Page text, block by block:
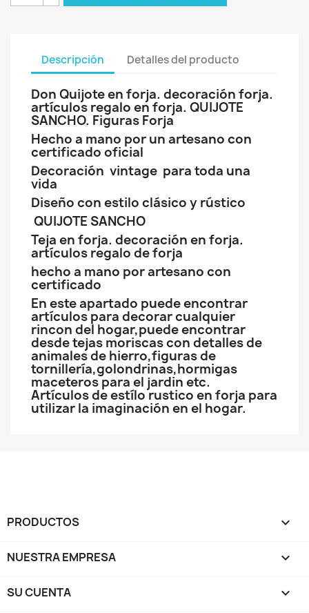
Descripción Detalles del producto
Don Quijote en forja. decoración forja.
artículos regalo en forja. QUIJOTE
SANCHO. Figuras Forja
Hecho a mano por un artesano con
certificado oficial
Decoración vintage para toda una
vida
Diseño con estilo clásico y rústico
QUIJOTE SANCHO
Teja en forja. decoración en forja.
artículos regalo de forja
hecho a mano por artesano con
certificado
En este apartado puede encontrar
artículos para decorar cualquier
rincon del hogar,puede encontrar
desde tejas moriscas con detalles de
animales de hierro,figuras de
tornillería,golondrinas,hormigas
maceteros para el jardin etc.
Artículos de estílo rustico en forja para
utilizar la imaginación en el hogar.
PRODUCTOS 
NUESTRA EMPRESA 
SU CUENTA 